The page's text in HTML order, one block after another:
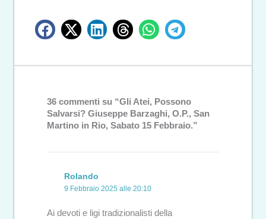
36 commenti su “Gli Atei, Possono
Salvarsi? Giuseppe Barzaghi, O.P., San
Martino in Rio, Sabato 15 Febbraio.”
Rolando
9 Febbraio 2025 alle 20:10
Ai devoti e ligi tradizionalisti della